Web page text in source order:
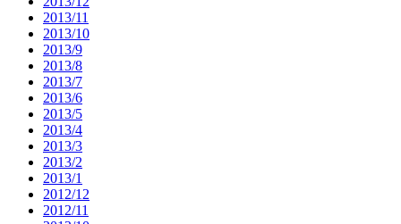
2013/11
2013/10
2013/9
2013/8
2013/7
2013/6
2013/5
2013/4
2013/3
2013/2
2013/1
2012/12
2012/11